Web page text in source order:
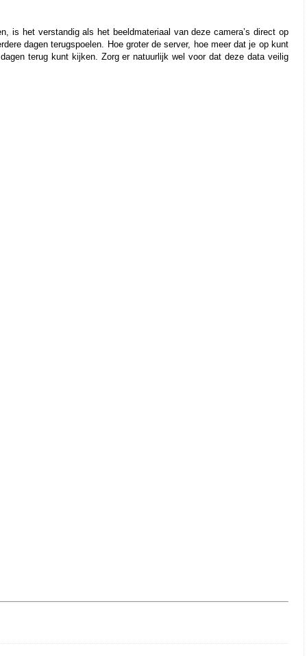
is het verstandig als het beeldmateriaal van deze camera’s direct op
dagen terugspoelen. Hoe groter de server, hoe meer dat je op kunt
terug kunt kijken. Zorg er natuurlijk wel voor dat deze data veilig